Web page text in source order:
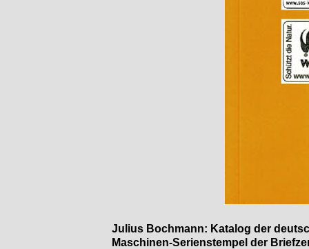
Julius Bochmann: Katalog der
Maschinen-Serienstempel der